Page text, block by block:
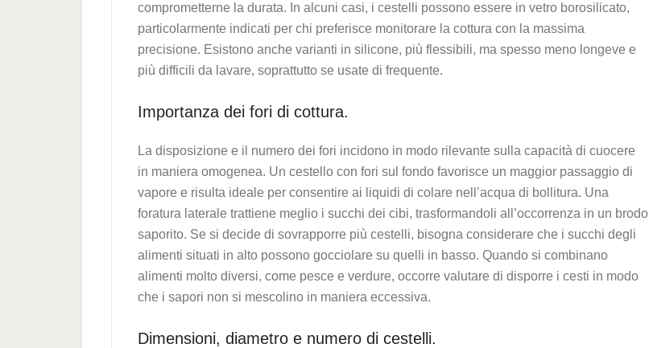
comprometterne la durata. In alcuni casi, i cestelli possono essere in vetro borosilicato,
particolarmente indicati per chi preferisce monitorare la cottura con la massima
precisione. Esistono anche varianti in silicone, più flessibili, ma spesso meno longeve e
più difficili da lavare, soprattutto se usate di frequente.
Importanza dei fori di cottura.
La disposizione e il numero dei fori incidono in modo rilevante sulla capacità di cuocere
in maniera omogenea. Un cestello con fori sul fondo favorisce un maggior passaggio di
vapore e risulta ideale per consentire ai liquidi di colare nell’acqua di bollitura. Una
foratura laterale trattiene meglio i succhi dei cibi, trasformandoli all’occorrenza in un brodo
saporito. Se si decide di sovrapporre più cestelli, bisogna considerare che i succhi degli
alimenti situati in alto possono gocciolare su quelli in basso. Quando si combinano
alimenti molto diversi, come pesce e verdure, occorre valutare di disporre i cesti in modo
che i sapori non si mescolino in maniera eccessiva.
Dimensioni, diametro e numero di cestelli.